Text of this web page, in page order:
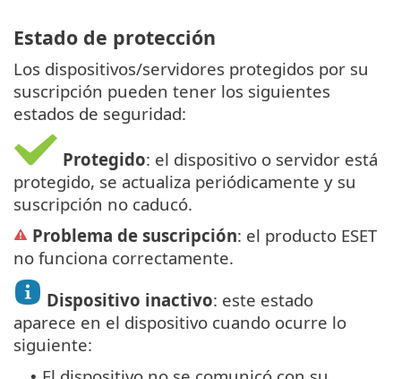
Estado de protección
Los dispositivos/servidores protegidos por su
suscripción pueden tener los siguientes
estados de seguridad:
Protegido: el dispositivo o servidor está
protegido, se actualiza periódicamente y su
suscripción no caducó.
Problema de suscripción: el producto ESET
no funciona correctamente.
Dispositivo inactivo: este estado
aparece en el dispositivo cuando ocurre lo
siguiente: